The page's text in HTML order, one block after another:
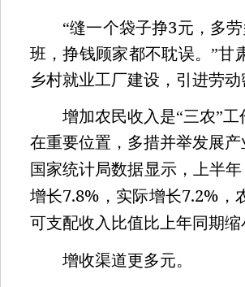
“缝一个袋子挣3元，多
班，挣钱顾家都不耽误。”甘
乡村就业工厂建设，引进劳
增加农民收入是“三农”工
在重要位置，多措并举发展
国家统计局数据显示，上半
增长7.8% ，实际增长7.2%
可支配收入比值比上年同期缩
增收渠道更多元。